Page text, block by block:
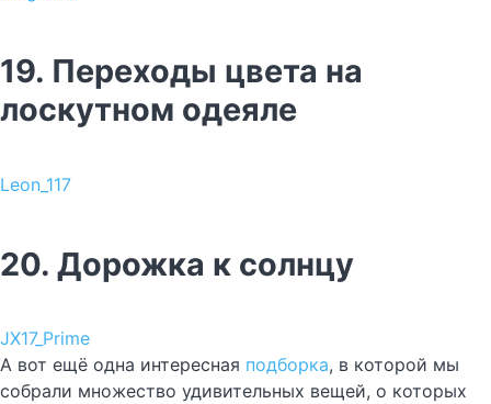
19. Переходы цвета на
лоскутном одеяле
Leon_117
20. Дорожка к солнцу
JX17_Prime
А вот ещё одна интересная подборка, в которой мы
собрали множество удивительных вещей, о которых